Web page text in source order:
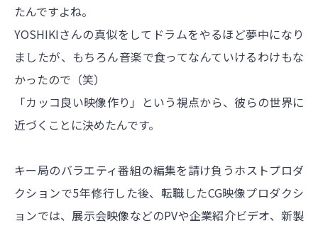
たんですよね。
YOSHIKIさんの真似をしてドラムをやるほど夢中になり
ましたが、もちろん音楽で食ってなんていけるわけもな
かったので（笑）
「カッコ良い映像作り」という視点から、彼らの世界に
近づくことに決めたんです。
キー局のバラエティ番組の編集を請け負うホストプロダ
クションで5年修行した後、転職したCG映像プロダクシ
ョンでは、展示会映像などのPVや企業紹介ビデオ、新製